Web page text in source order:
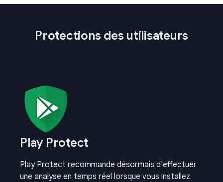
Protections des utilisateurs
Play Protect
Play Protect recommande désormais d'effectuer
une analyse en temps réel lorsque vous installez